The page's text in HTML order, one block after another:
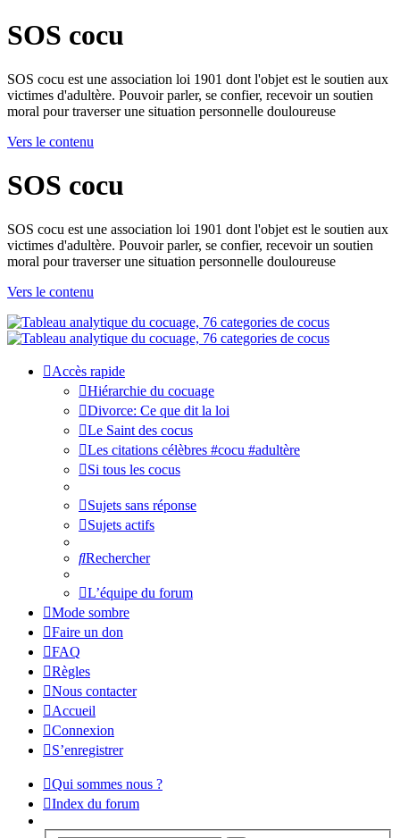
SOS cocu
SOS cocu est une association loi 1901 dont l'objet est le soutien aux
victimes d'adultère. Pouvoir parler, se confier, recevoir un soutien
moral pour traverser une situation personnelle douloureuse
Vers le contenu
SOS cocu
SOS cocu est une association loi 1901 dont l'objet est le soutien aux
victimes d'adultère. Pouvoir parler, se confier, recevoir un soutien
moral pour traverser une situation personnelle douloureuse
Vers le contenu
Accès rapide
Hiérarchie du cocuage
Divorce: Ce que dit la loi
Le Saint des cocus
Les citations célèbres #cocu #adultère
Si tous les cocus
Sujets sans réponse
Sujets actifs
Rechercher
L’équipe du forum
Mode sombre
Faire un don
FAQ
Règles
Nous contacter
Accueil
Connexion
S’enregistrer
Qui sommes nous ?
Index du forum